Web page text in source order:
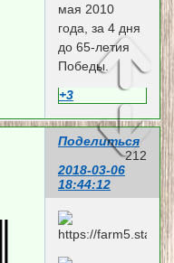
мая 2010
года, за 4 дня
до 65-летия
Победы.
+3
Поделиться
212
2018-03-06
18:44:12